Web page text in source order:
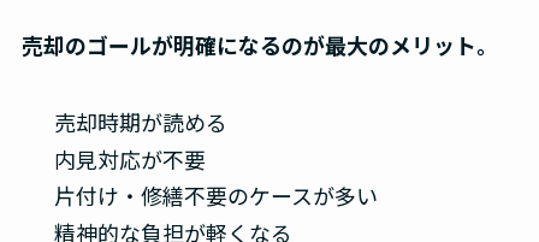
売却のゴールが明確になるのが最大のメリット。
売却時期が読める
内見対応が不要
片付け・修繕不要のケースが多い
精神的な負担が軽くなる